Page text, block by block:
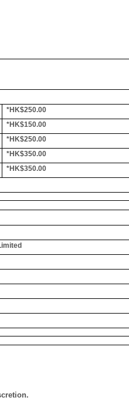
*HK$250.00
*HK$150.00
*HK$250.00
*HK$350.00
*HK$350.00